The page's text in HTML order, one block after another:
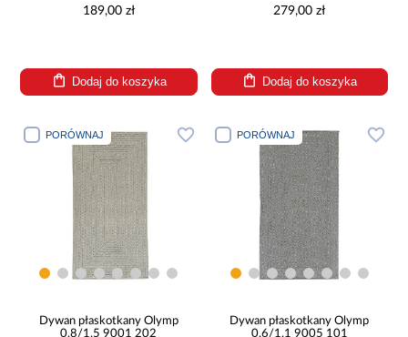
189,00 zł
Dodaj do koszyka
279,00 zł
Dodaj do koszyka
PORÓWNAJ
Dywan płaskotkany Olymp
0.8/1.5 9001 202
PORÓWNAJ
Dywan płaskotkany Olymp
0.6/1.1 9005 101